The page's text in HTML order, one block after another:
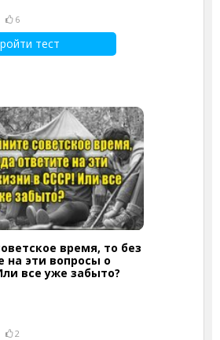
6
тест
время, то без
на эти вопросы о
все уже забыто?
2